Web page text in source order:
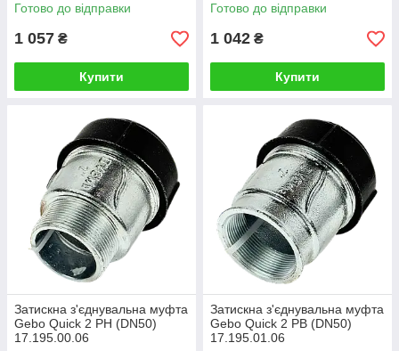
Готово до відправки
1 057 ₴
Купити
Готово до відправки
1 042 ₴
Купити
Затискна з'єднувальна муфта
Gebo Quick 2 РН (DN50)
17.195.00.06
Затискна з'єднувальна муфта
Gebo Quick 2 РВ (DN50)
17.195.01.06